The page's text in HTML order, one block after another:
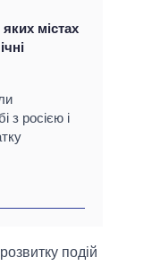
містах
з росією і
подій